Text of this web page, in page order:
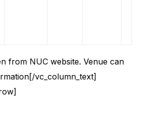
from NUC website. Venue can
vc_column_text]